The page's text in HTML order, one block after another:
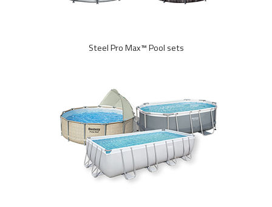
Steel Pro Max™ Pool sets